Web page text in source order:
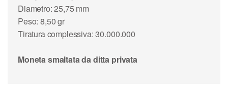
Diametro: 25,75 mm
Peso: 8,50 gr
Tiratura complessiva: 30.000.000
Moneta smaltata da ditta privata